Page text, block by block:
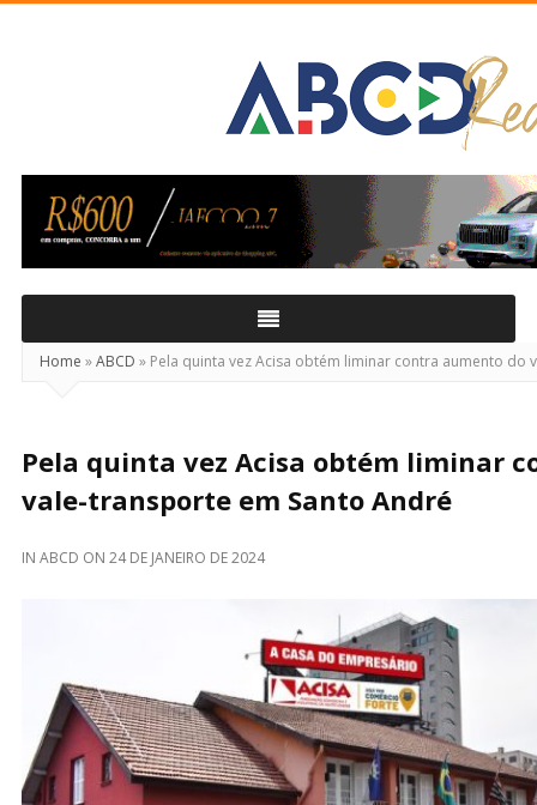
Real
Home »ABCD » Pela quinta vez Acisa obtém liminar contra aumento do
Pela quinta vez Acisa obtém liminar
vale-transporte em Santo André
IN ABCD ON 24 DE JANEIRO DE 2024